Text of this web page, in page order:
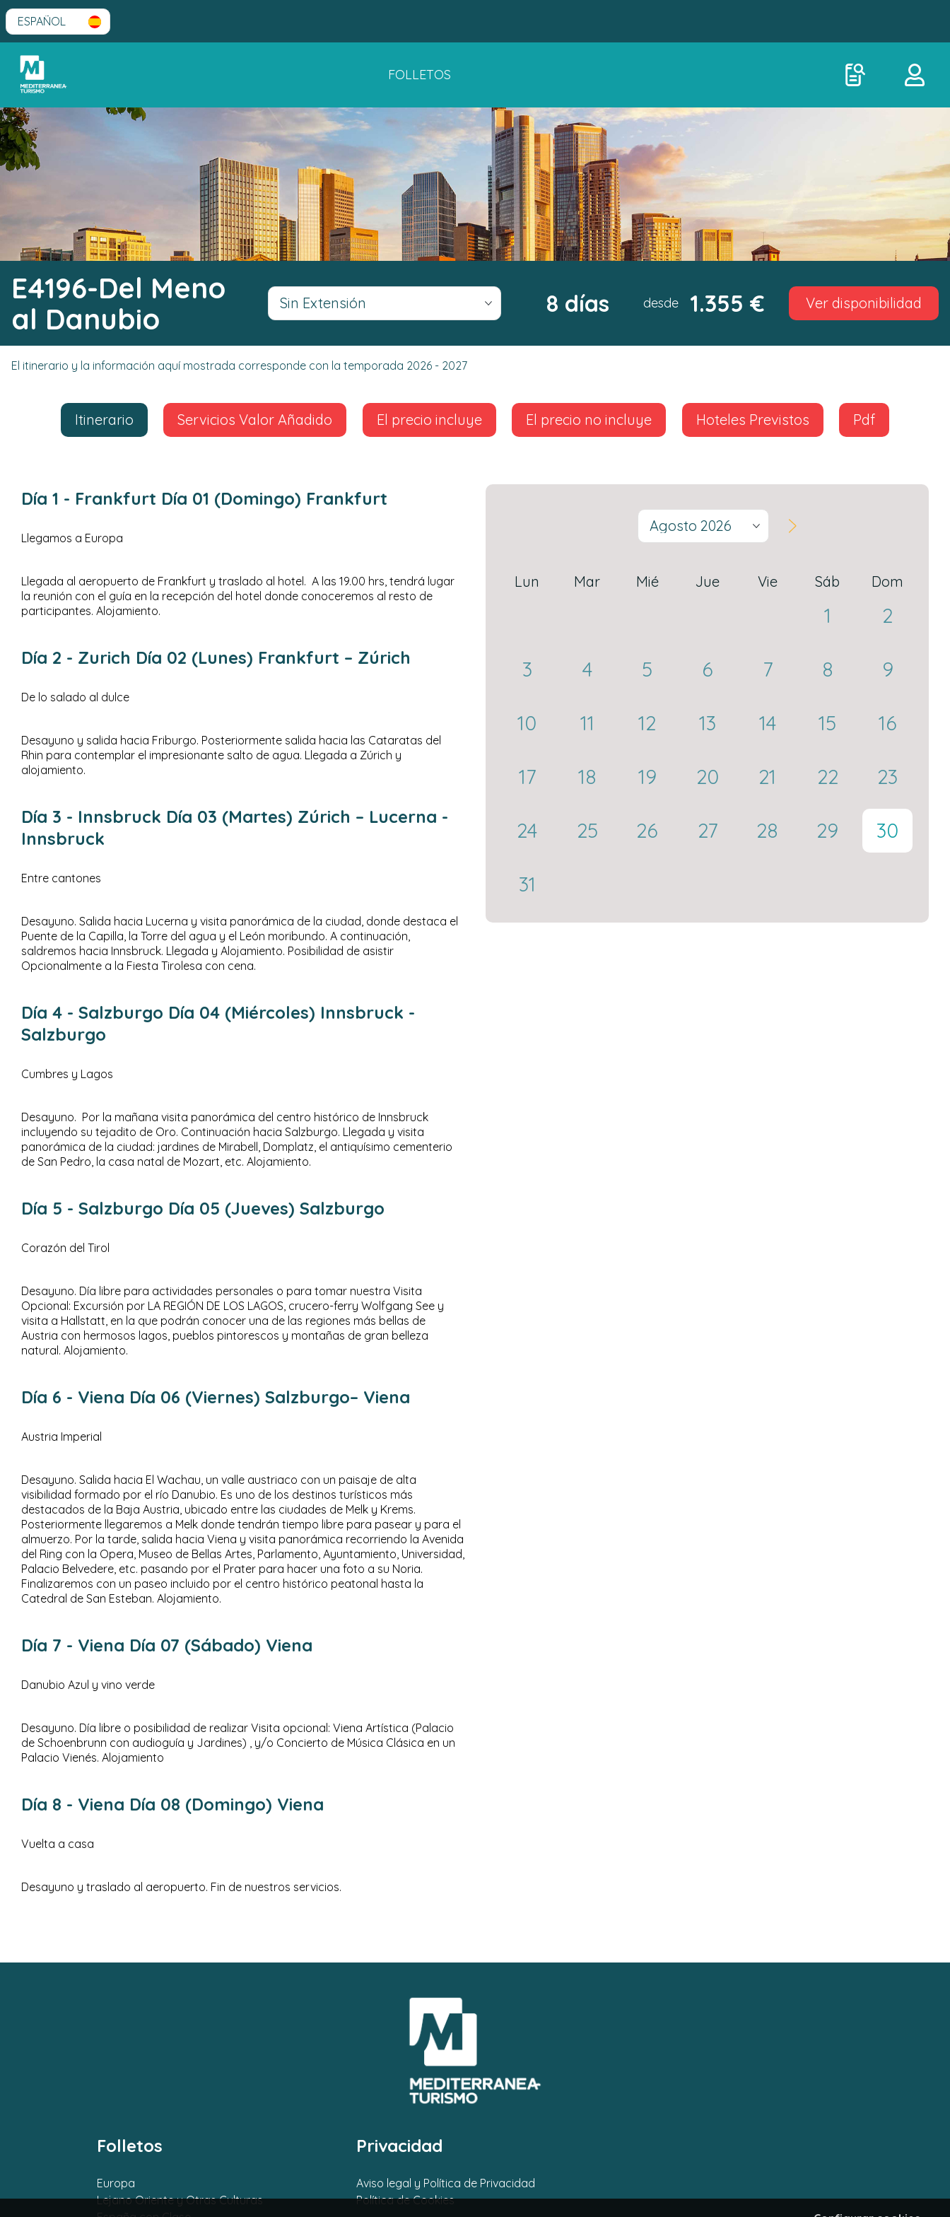
FOLLETOS
E4196-Del Meno
al Danubio
Sin Extensión 8 días desde 1.355 € Ver disponibilidad
El itinerario y la información aquí mostrada corresponde con la temporada 2026 - 2027
Itinerario Servicios Valor Añadido El precio incluye El precio no incluye Hoteles Previstos Pdf
Día 1 - Frankfurt Día 01 (Domingo) Frankfurt
Llegamos a Europa
Llegada al aeropuerto de Frankfurt y traslado al hotel. A las 19.00 hrs, tendrá lugar
la reunión con el guía en la recepción del hotel donde conoceremos al resto de
participantes. Alojamiento.
Día 2 - Zurich Día 02 (Lunes) Frankfurt – Zúrich
De lo salado al dulce
Desayuno y salida hacia Friburgo. Posteriormente salida hacia las Cataratas del
Rhin para contemplar el impresionante salto de agua. Llegada a Zúrich y
alojamiento.
Día 3 - Innsbruck Día 03 (Martes) Zúrich – Lucerna -
Innsbruck
Entre cantones
Desayuno. Salida hacia Lucerna y visita panorámica de la ciudad, donde destaca el
Puente de la Capilla, la Torre del agua y el León moribundo. A continuación,
saldremos hacia Innsbruck. Llegada y Alojamiento. Posibilidad de asistir
Opcionalmente a la Fiesta Tirolesa con cena.
Día 4 - Salzburgo Día 04 (Miércoles) Innsbruck -
Salzburgo
Cumbres y Lagos
Desayuno. Por la mañana visita panorámica del centro histórico de Innsbruck
incluyendo su tejadito de Oro. Continuación hacia Salzburgo. Llegada y visita
panorámica de la ciudad: jardines de Mirabell, Domplatz, el antiquísimo cementerio
de San Pedro, la casa natal de Mozart, etc. Alojamiento.
Día 5 - Salzburgo Día 05 (Jueves) Salzburgo
Corazón del Tirol
Desayuno. Día libre para actividades personales o para tomar nuestra Visita
Opcional: Excursión por LA REGIÓN DE LOS LAGOS, crucero-ferry Wolfgang See y
visita a Hallstatt, en la que podrán conocer una de las regiones más bellas de
Austria con hermosos lagos, pueblos pintorescos y montañas de gran belleza
natural. Alojamiento.
Día 6 - Viena Día 06 (Viernes) Salzburgo– Viena
Austria Imperial
Desayuno. Salida hacia El Wachau, un valle austriaco con un paisaje de alta
visibilidad formado por el río Danubio. Es uno de los destinos turísticos más
destacados de la Baja Austria, ubicado entre las ciudades de Melk y Krems.
Posteriormente llegaremos a Melk donde tendrán tiempo libre para pasear y para el
almuerzo. Por la tarde, salida hacia Viena y visita panorámica recorriendo la Avenida
del Ring con la Opera, Museo de Bellas Artes, Parlamento, Ayuntamiento, Universidad,
Palacio Belvedere, etc. pasando por el Prater para hacer una foto a su Noria.
Finalizaremos con un paseo incluido por el centro histórico peatonal hasta la
Catedral de San Esteban. Alojamiento.
Día 7 - Viena Día 07 (Sábado) Viena
Danubio Azul y vino verde
Desayuno. Día libre o posibilidad de realizar Visita opcional: Viena Artística (Palacio
de Schoenbrunn con audioguía y Jardines) , y/o Concierto de Música Clásica en un
Palacio Vienés. Alojamiento
Día 8 - Viena Día 08 (Domingo) Viena
Vuelta a casa
Desayuno y traslado al aeropuerto. Fin de nuestros servicios.
Agosto 2026
Lun Mar Mié Jue Vie Sáb Dom
1 2
3 4 5 6 7 8 9
10 11 12 13 14 15 16
17 18 19 20 21 22 23
24 25 26 27 28 29 30
31
Folletos
Europa
Lejano Oriente y Otras Culturas
Privacidad
Aviso legal y Política de Privacidad
Política de Cookies